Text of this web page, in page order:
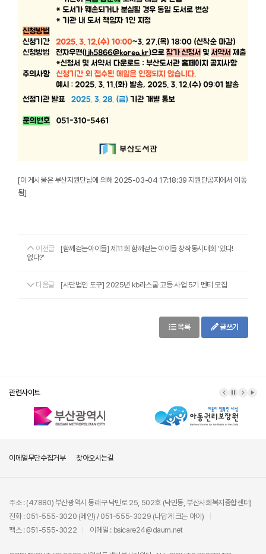
[이 게시물은 부산지원단님에 의해 2025-03-04 17:18:39 지원단공지에서 이동
됨]
이전글
[함께걷는아이들] 제11회 함께걷는 아이들 창작동시대회 '있다!
없다?'
다음글 [사단법인 도구] 2025년 kb라스쿨 고등 사업 5기 멘티 모집
목록 글쓰기
관련사이트
이메일무단수집거부 찾아오시는길
주소 : (47880) 부산광역시 동래구 낙민로 25, 502호 (낙민동, 부산사회복지종합센터)
전화 : 051-555-3020 (메인) / 051-555-3029 (나답게 크는 아이)
팩스 : 051-555-3022
이메일 : bsicare24@daum.net